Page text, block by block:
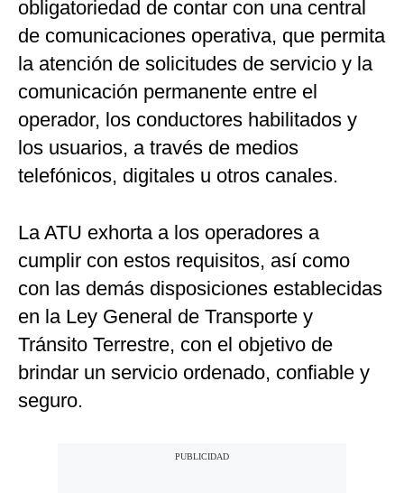
obligatoriedad de contar con una central
de comunicaciones operativa, que permita
la atención de solicitudes de servicio y la
comunicación permanente entre el
operador, los conductores habilitados y
los usuarios, a través de medios
telefónicos, digitales u otros canales.
La ATU exhorta a los operadores a
cumplir con estos requisitos, así como
con las demás disposiciones establecidas
en la Ley General de Transporte y
Tránsito Terrestre, con el objetivo de
brindar un servicio ordenado, confiable y
seguro.